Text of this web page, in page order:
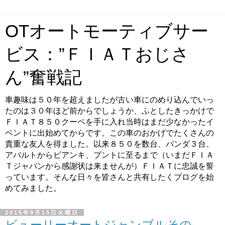
OTオートモーティブサー
ビス：”ＦＩＡＴおじさ
ん”奮戦記
車趣味は５０年を超えましたが古い車にのめり込んでいっ
たのは３０年ほど前からでしょうか、ふとしたきっかけで
ＦＩＡＴ８５０クーペを手に入れ当時はまだ少なかったイ
ベントに出始めてからです。この車のおかげでたくさんの
貴重な友人を得ました。以来８５０を数台、パンダ３台、
アバルトからビアンキ、プントに至るまで（いまだＦＩＡ
Ｔジャパンから感謝状は来ませんが）ＦＩＡＴに忠誠を誓
っています。そんな日々を皆さんと共有したくブログを始
めてみました。
2015年9月15日火曜日